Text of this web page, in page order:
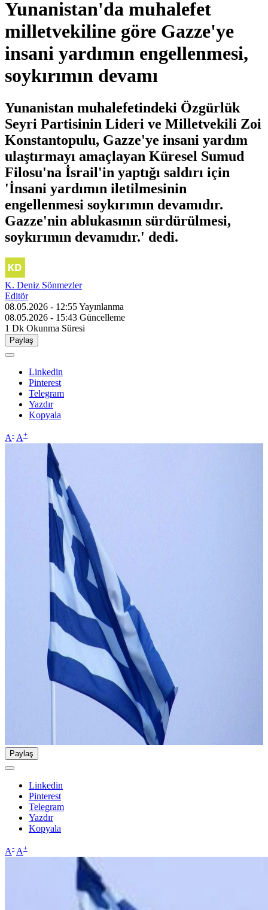
Yunanistan'da muhalefet
milletvekiline göre Gazze'ye
insani yardımın engellenmesi,
soykırımın devamı
Yunanistan muhalefetindeki Özgürlük
Seyri Partisinin Lideri ve Milletvekili Zoi
Konstantopulu, Gazze'ye insani yardım
ulaştırmayı amaçlayan Küresel Sumud
Filosu'na İsrail'in yaptığı saldırı için
'İnsani yardımın iletilmesinin
engellenmesi soykırımın devamıdır.
Gazze'nin ablukasının sürdürülmesi,
soykırımın devamıdır.' dedi.
K. Deniz Sönmezler
Editör
08.05.2026 - 12:55Yayınlanma
08.05.2026 - 15:43 Güncelleme
1 Dk Okunma Süresi
Paylaş
Linkedin
Pinterest
Telegram
Yazdır
Kopyala
A- A+
Paylaş
Linkedin
Pinterest
Telegram
Yazdır
Kopyala
A- A+